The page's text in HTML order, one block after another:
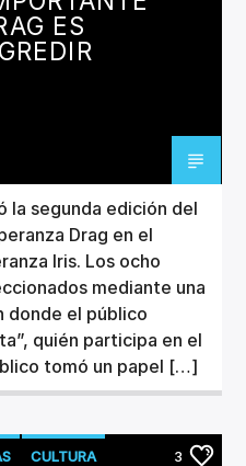
ES
la segunda edición del
Drag en el
Iris. Los ocho
mediante una
donde el público
quién participa en el
tomó un papel […]
CULTURA 3